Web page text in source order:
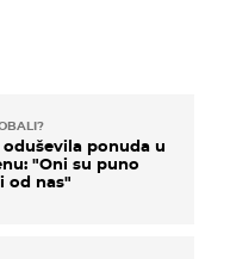
ponuda u
"Oni su puno
od nas"